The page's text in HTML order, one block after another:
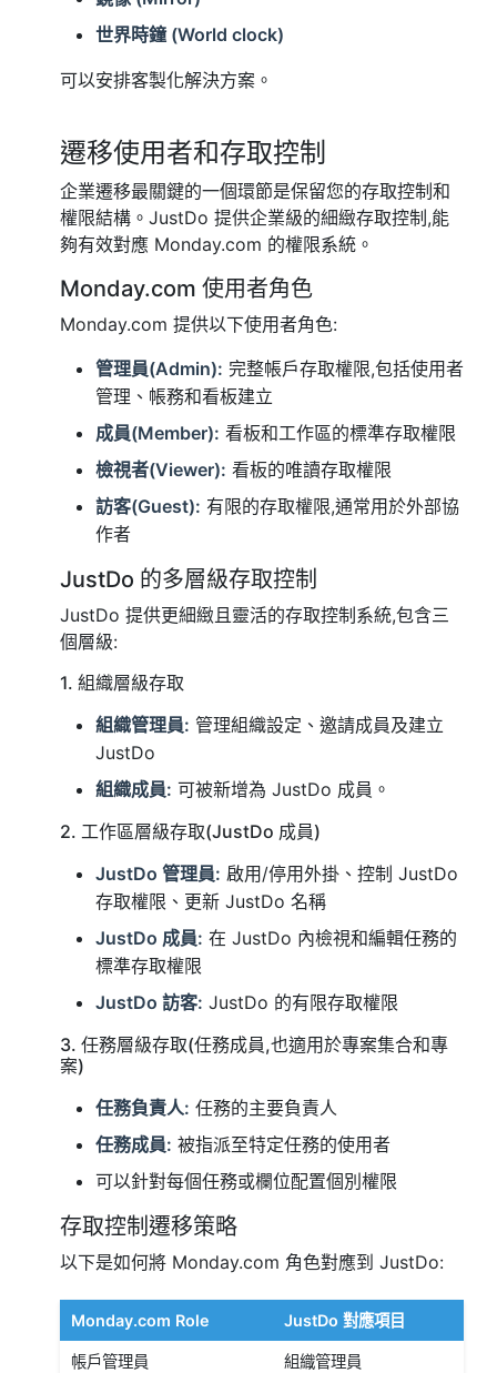
世界時鐘 (World clock)
可以安排客製化解決方案。
遷移使用者和存取控制
企業遷移最關鍵的一個環節是保留您的存取控制和
權限結構。JustDo 提供企業級的細緻存取控制,能
夠有效對應 Monday.com 的權限系統。
Monday.com 使用者角色
Monday.com 提供以下使用者角色:
管理員(Admin): 完整帳戶存取權限,包括使用者
管理、帳務和看板建立
成員(Member): 看板和工作區的標準存取權限
檢視者(Viewer): 看板的唯讀存取權限
訪客(Guest): 有限的存取權限,通常用於外部協
作者
JustDo 的多層級存取控制
JustDo 提供更細緻且靈活的存取控制系統,包含三
個層級:
1. 組織層級存取
組織管理員: 管理組織設定、邀請成員及建立
JustDo
組織成員: 可被新增為 JustDo 成員。
2. 工作區層級存取(JustDo 成員)
JustDo 管理員: 啟用/停用外掛、控制 JustDo
存取權限、更新 JustDo 名稱
JustDo 成員: 在 JustDo 內檢視和編輯任務的
標準存取權限
JustDo 訪客: JustDo 的有限存取權限
3. 任務層級存取(任務成員,也適用於專案集合和專
案)
任務負責人: 任務的主要負責人
任務成員: 被指派至特定任務的使用者
可以針對每個任務或欄位配置個別權限
存取控制遷移策略
以下是如何將 Monday.com 角色對應到 JustDo:
Monday.com Role JustDo 對應項目
帳戶管理員 組織管理員